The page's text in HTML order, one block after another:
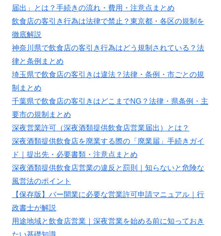
届出」とは？手続きの流れ・費用・注意点まとめ
飲食店の客引き行為は法律で禁止？東京都・各区の規制を
徹底解説
神奈川県で飲食店の客引き行為はどう規制されている？法
律と条例まとめ
埼玉県で飲食店の客引きは違法？法律・条例・市ごとの規
制まとめ
千葉県で飲食店の客引きはどこまでNG？法律・県条例・主
要市の規制まとめ
深夜営業許可（深夜酒類提供飲食店営業届出）とは？
深夜酒類提供飲食店を廃業する際の「廃業届」手続きガイ
ド｜提出先・必要書類・注意点まとめ
深夜酒類提供飲食店営業の違反と罰則｜知らないと危険な
風営法のポイント
【保存版】バー開業に必要な営業許可申請マニュアル｜行
政書士が解説
用途地域と飲食店営業｜深夜営業を始める前に知っておき